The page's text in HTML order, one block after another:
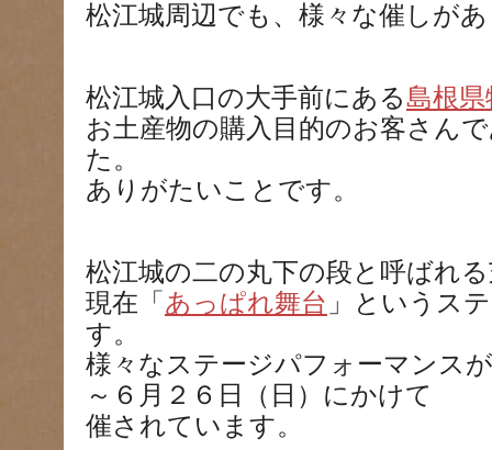
松江城周辺でも、様々な催しが
松江城入口の大手前にある島根県
お土産物の購入目的のお客さん
た。
ありがたいことです。
松江城の二の丸下の段と呼ばれ
現在「 あっぱれ舞台 」というス
す。
様々なステージパフォーマンス
～６月２６日（日）にかけて
催されています。